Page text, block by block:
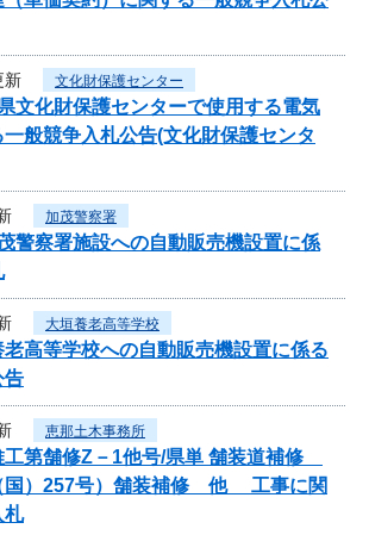
新 文化財保護センター
文化財保護センターで使用する電気
般競争入札公告(文化財保護センタ
加茂警察署
察署施設への自動販売機設置に係
大垣養老高等学校
高等学校への自動販売機設置に係る
告
恵那土木事務所
工第舗修Z－1他号/県単 舗装道補修
国）257号）舗装補修 他 工事に関
札